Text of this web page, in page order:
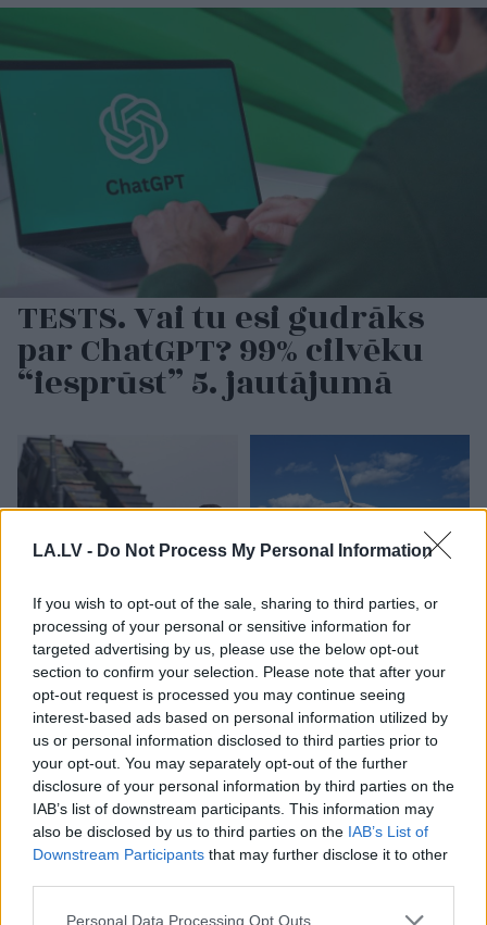
LA.LV - Do Not Process My Personal Information
If you wish to opt-out of the sale, sharing to third parties, or
processing of your personal or sensitive information for
targeted advertising by us, please use the below opt-out
section to confirm your selection. Please note that after your
opt-out request is processed you may continue seeing
interest-based ads based on personal information utilized by
us or personal information disclosed to third parties prior to
your opt-out. You may separately opt-out of the further
disclosure of your personal information by third parties on the
IAB’s list of downstream participants. This information may
also be disclosed by us to third parties on the IAB’s List of
Downstream Participants that may further disclose it to other
Please note that this website/app uses one or more Google
Personal Data Processing Opt Outs
TESTS. Vai tu esi gudrāks
par ChatGPT? 99% cilvēku
“iesprūst” 5. jautājumā
ASV uzņēmumi bažījas
par Ukrainas plāniem –
kas viņus satrauc?
“K2 Ventum” vēja parka
prettiesiskā
gremdēšana liek domāt
par nedrošu valsti